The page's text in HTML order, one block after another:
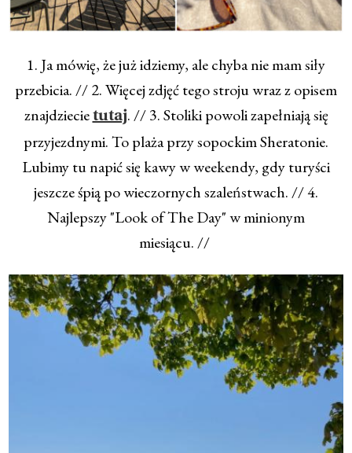
1. Ja mówię, że już idziemy, ale chyba nie mam siły
przebicia. // 2. Więcej zdjęć tego stroju wraz z opisem
znajdziecie tutaj. // 3. Stoliki powoli zapełniają się
przyjezdnymi. To plaża przy sopockim Sheratonie.
Lubimy tu napić się kawy w weekendy, gdy turyści
jeszcze śpią po wieczornych szaleństwach. // 4.
Najlepszy "Look of The Day" w minionym
miesiącu. //